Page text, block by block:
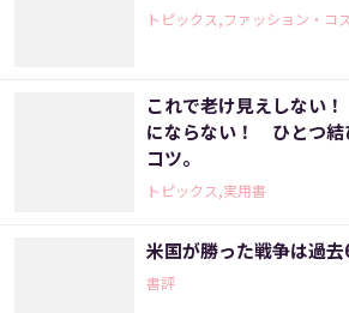
トピックス,ファッション・コ
これで老け見えしない
にならない！ ひとつ結
コツ。
トピックス,実用書
米国が勝った戦争は過
書評